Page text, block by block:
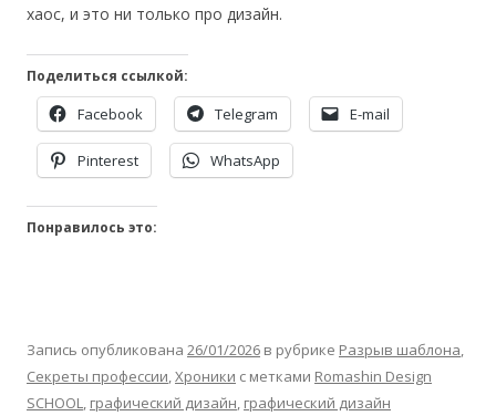
хаос, и это ни только про дизайн.
Поделиться ссылкой:
Facebook Telegram E-mail
Pinterest WhatsApp
Понравилось это:
Запись опубликована 26/01/2026 в рубрике Разрыв шаблона,
Секреты профессии,Хроники с метками Romashin Design
SCHOOL, графический дизайн, графический дизайн